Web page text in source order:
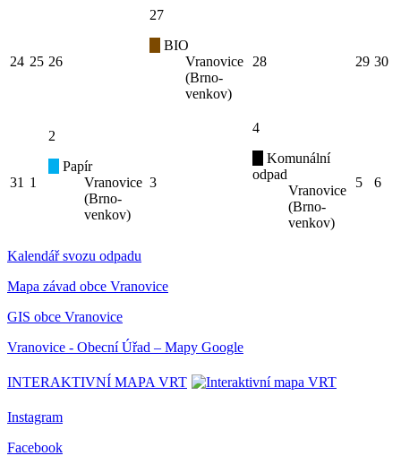
24 25 26
27
BIO
Vranovice
(Brno-
venkov)
28 29 30
31 1
2
Papír
Vranovice
(Brno-
venkov)
3
4
Komunální
odpad
Vranovice
(Brno-
venkov)
5 6
Kalendář svozu odpadu
Mapa závad obce Vranovice
GIS obce Vranovice
Vranovice - Obecní Úřad – Mapy Google
INTERAKTIVNÍ MAPA VRT
Instagram
Facebook